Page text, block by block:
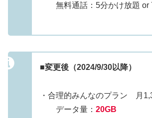
無料通話：5分かけ放題 or
■変更後（2024/9/30以降）
・合理的みんなのプラン 月
データ量： 20GB